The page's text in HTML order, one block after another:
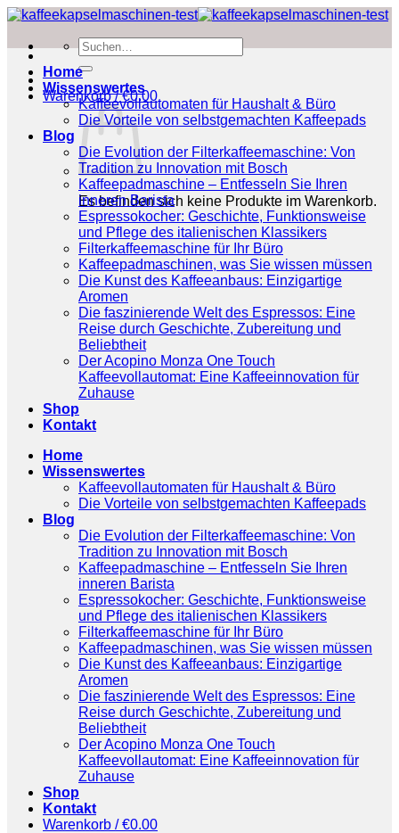
Zum
springen
Suchen
nach:
Warenkorb /€0.00
Es befinden sich keine Produkte im Warenkorb.
Home
Wissenswertes
Kaffeevollautomaten für Haushalt & Büro
Die Vorteile von selbstgemachten Kaffeepads
Blog
Die Evolution der Filterkaffeemaschine: Von
Tradition zu Innovation mit Bosch
Kaffeepadmaschine – Entfesseln Sie Ihren
inneren Barista
Espressokocher: Geschichte, Funktionsweise
und Pflege des italienischen Klassikers
Filterkaffeemaschine für Ihr Büro
Kaffeepadmaschinen, was Sie wissen müssen
Die Kunst des Kaffeeanbaus: Einzigartige
Aromen
Die faszinierende Welt des Espressos: Eine
Reise durch Geschichte, Zubereitung und
Beliebtheit
Der Acopino Monza One Touch
Kaffeevollautomat: Eine Kaffeeinnovation für
Zuhause
Shop
Kontakt
Home
Wissenswertes
Kaffeevollautomaten für Haushalt & Büro
Die Vorteile von selbstgemachten Kaffeepads
Blog
Die Evolution der Filterkaffeemaschine: Von
Tradition zu Innovation mit Bosch
Kaffeepadmaschine – Entfesseln Sie Ihren
inneren Barista
Espressokocher: Geschichte, Funktionsweise
und Pflege des italienischen Klassikers
Filterkaffeemaschine für Ihr Büro
Kaffeepadmaschinen, was Sie wissen müssen
Die Kunst des Kaffeeanbaus: Einzigartige
Aromen
Die faszinierende Welt des Espressos: Eine
Reise durch Geschichte, Zubereitung und
Beliebtheit
Der Acopino Monza One Touch
Kaffeevollautomat: Eine Kaffeeinnovation für
Zuhause
Shop
Kontakt
Warenkorb /€0.00